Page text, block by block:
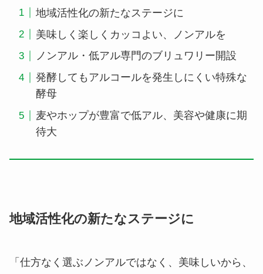
地域活性化の新たなステージに
美味しく楽しくカッコよい、ノンアルを
ノンアル・低アル専門のブリュワリー開設
発酵してもアルコールを発生しにくい特殊な
酵母
麦やホップが豊富で低アル、美容や健康に期
待大
地域活性化の新たなステージに
「仕方なく選ぶノンアルではなく、美味しいから、